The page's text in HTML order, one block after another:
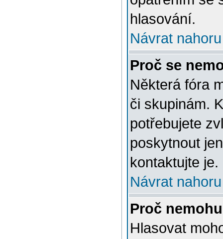
hlasování.
Návrat nahoru
Proč se
Některá fóra
či skupinám.
potřebujete
poskytnout
kontaktujte je.
Návrat nahoru
Proč
Hlasovat